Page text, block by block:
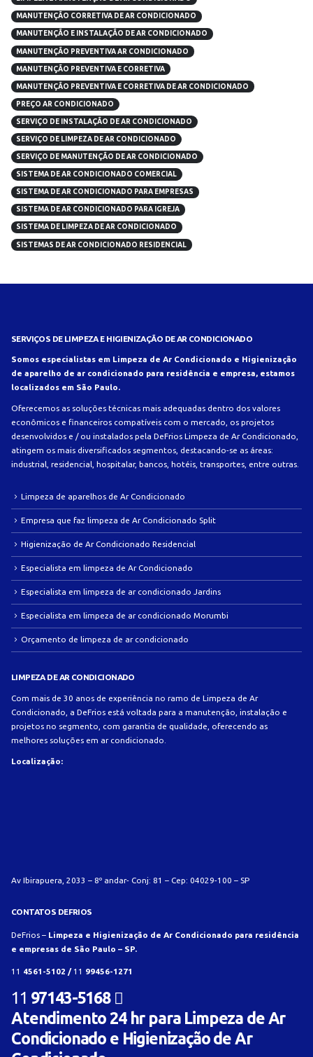
MANUTENÇÃO CORRETIVA DE AR CONDICIONADO
MANUTENÇÃO E INSTALAÇÃO DE AR CONDICIONADO
MANUTENÇÃO PREVENTIVA AR CONDICIONADO
MANUTENÇÃO PREVENTIVA E CORRETIVA
MANUTENÇÃO PREVENTIVA E CORRETIVA DE AR CONDICIONADO
PREÇO AR CONDICIONADO
SERVIÇO DE INSTALAÇÃO DE AR CONDICIONADO
SERVIÇO DE LIMPEZA DE AR CONDICIONADO
SERVIÇO DE MANUTENÇÃO DE AR CONDICIONADO
SISTEMA DE AR CONDICIONADO COMERCIAL
SISTEMA DE AR CONDICIONADO PARA EMPRESAS
SISTEMA DE AR CONDICIONADO PARA IGREJA
SISTEMA DE LIMPEZA DE AR CONDICIONADO
SISTEMAS DE AR CONDICIONADO RESIDENCIAL
SERVIÇOS DE LIMPEZA E HIGIENIZAÇÃO DE AR CONDICIONADO
Somos especialistas em Limpeza de Ar Condicionado e Higienização
de aparelho de ar condicionado para residência e empresa, estamos
localizados em São Paulo.
Oferecemos as soluções técnicas mais adequadas dentro dos valores
econômicos e financeiros compatíveis com o mercado, os projetos
desenvolvidos e / ou instalados pela DeFrios Limpeza de Ar Condicionado,
atingem os mais diversificados segmentos, destacando-se as áreas:
industrial, residencial, hospitalar, bancos, hotéis, transportes, entre outras.
Limpeza de aparelhos de Ar Condicionado
Empresa que faz limpeza de Ar Condicionado Split
Higienização de Ar Condicionado Residencial
Especialista em limpeza de Ar Condicionado
Especialista em limpeza de ar condicionado Jardins
Especialista em limpeza de ar condicionado Morumbi
Orçamento de limpeza de ar condicionado
LIMPEZA DE AR CONDICIONADO
Com mais de 30 anos de experiência no ramo de Limpeza de Ar
Condicionado, a DeFrios está voltada para a manutenção, instalação e
projetos no segmento, com garantia de qualidade, oferecendo as
melhores soluções em ar condicionado.
Localização:
Av Ibirapuera, 2033 – 8º andar- Conj: 81 – Cep: 04029-100 – SP
CONTATOS DEFRIOS
DeFrios – Limpeza e Higienização de Ar Condicionado para residência
e empresas de São Paulo – SP.
11 4561-5102 / 11 99456-1271
11 97143-5168
Atendimento 24 hr para Limpeza de Ar
Condicionado e Higienização de Ar